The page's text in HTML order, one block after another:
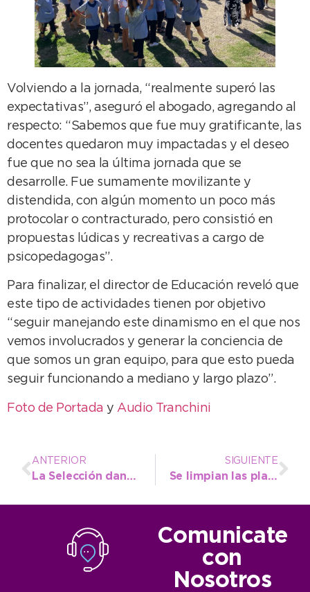
Volviendo a la jornada, “realmente superó las
expectativas”, aseguró el abogado, agregando al
respecto: “Sabemos que fue muy gratificante, las
docentes quedaron muy impactadas y el deseo
fue que no sea la última jornada que se
desarrolle. Fue sumamente movilizante y
distendida, con algún momento un poco más
protocolar o contracturado, pero consistió en
propuestas lúdicas y recreativas a cargo de
psicopedagogas”.
Para finalizar, el director de Educación reveló que
este tipo de actividades tienen por objetivo
“seguir manejando este dinamismo en el que nos
vemos involucrados y generar la conciencia de
que somos un gran equipo, para que esto pueda
seguir funcionando a mediano y largo plazo”.
Foto de Portada y Audio Tranchini
ANTERIOR
La Selección danesa de gimnasia llega a Necochea con talleres y shows gratuitos
SIGUIENTE
Se limpian las playas de Quequén ante la invasión de algas rojas
Comunicate
con
Nosotros